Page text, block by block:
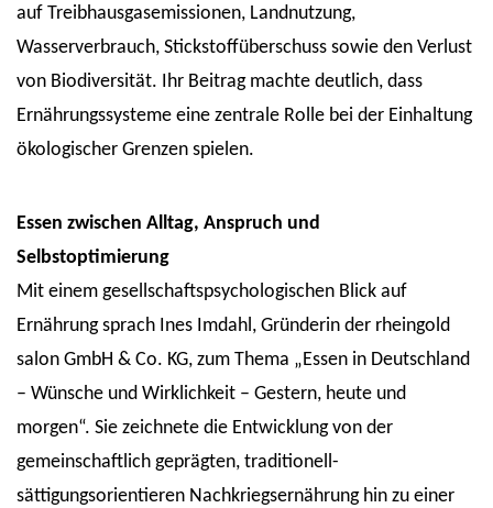
auf Treibhausgasemissionen, Landnutzung,
Wasserverbrauch, Stickstoffüberschuss sowie den Verlust
von Biodiversität. Ihr Beitrag machte deutlich, dass
Ernährungssysteme eine zentrale Rolle bei der Einhaltung
ökologischer Grenzen spielen.
Essen zwischen Alltag, Anspruch und
Selbstoptimierung
Mit einem gesellschaftspsychologischen Blick auf
Ernährung sprach Ines Imdahl, Gründerin der rheingold
salon GmbH & Co. KG, zum Thema „Essen in Deutschland
– Wünsche und Wirklichkeit – Gestern, heute und
morgen“. Sie zeichnete die Entwicklung von der
gemeinschaftlich geprägten, traditionell-
sättigungsorientieren Nachkriegsernährung hin zu einer